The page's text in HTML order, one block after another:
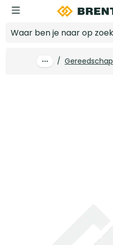
Ga naar hoofdinhoud
/ Gereedschap
Log in voor prijzen